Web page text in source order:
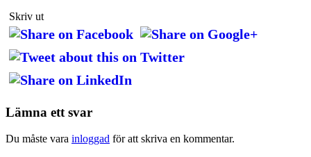
Skriv ut
Lämna ett svar
Du måste vara inloggad för att skriva en kommentar.